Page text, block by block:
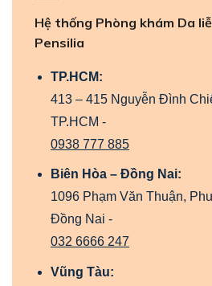
Hệ thống Phòng khám Da
Pensilia
TP.HCM:
413 – 415 Nguyễn Đình
TP.HCM -
0938 777 885
Biên Hòa – Đồng Nai:
1096 Phạm Văn Thuận,
Đồng Nai -
032 6666 247
Vũng Tàu: